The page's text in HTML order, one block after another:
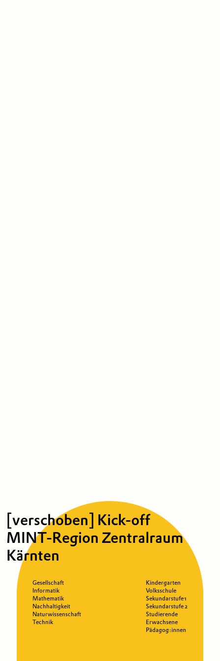
[verschoben] Kick-off
MINT-Region Zentralraum
Kärnten
Gesellschaft
Informatik
Mathematik
Nachhaltigkeit
Naturwissenschaft
Technik
Kindergarten
Volksschule
Sekundarstufe 1
Sekundarstufe 2
Studierende
Erwachsene
Pädagog:innen